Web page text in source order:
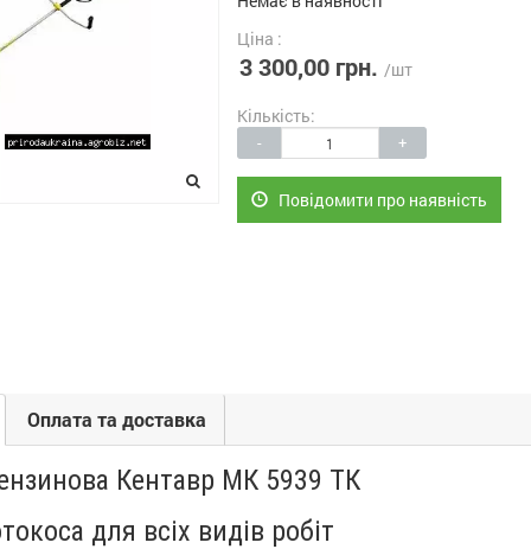
Ціна :
3 300,00 грн. /шт
Кількість:
- +
Повідомити про наявність
Оплата та доставка
Кентавр МК 5939 ТК
для всіх видів робіт